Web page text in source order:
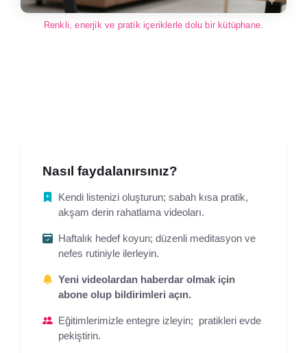
Renkli, enerjik ve pratik içeriklerle dolu bir kütüphane.
Nasıl faydalanırsınız?
Kendi listenizi oluşturun; sabah kısa pratik,
akşam derin rahatlama videoları.
Haftalık hedef koyun; düzenli meditasyon ve
nefes rutiniyle ilerleyin.
Yeni videolardan haberdar olmak için
abone olup bildirimleri açın.
Eğitimlerimizle entegre izleyin; pratikleri evde
pekiştirin.